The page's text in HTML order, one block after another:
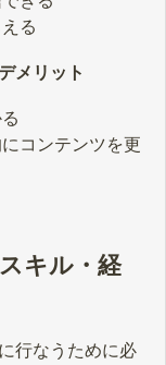
る
メリット
コンテンツを更
キル・経
行なうために必